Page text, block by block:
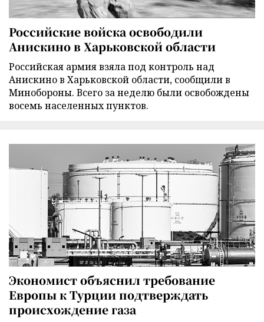
Российские войска освободили
Анискино в Харьковской области
Российская армия взяла под контроль над
Анискино в Харьковской области, сообщили в
Минобороны. Всего за неделю были освобождены
восемь населенных пунктов.
Экономист объяснил требование
Европы к Турции подтверждать
происхождение газа